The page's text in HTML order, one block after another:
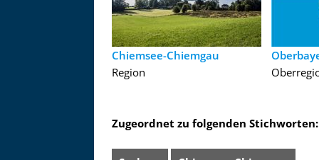
Chiemsee-Chiemgau
Region
Zugeordnet zu folgenden Stichworten: